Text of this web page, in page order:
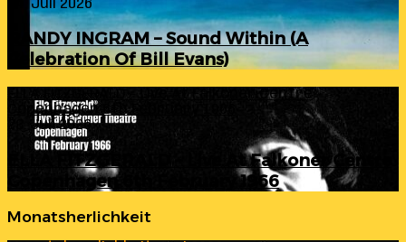
24. Juli 2026
RANDY INGRAM – Sound Within (A
Celebration Of Bill Evans)
ELLA FITZGERALD – Live At Falkoner Centre
Copenhagen 6th February 1966
23. Juli 2026
ELLA FITZGERALD – Live At Falkoner Centre
Copenhagen 6th February 1966
Monatsherlichkeit